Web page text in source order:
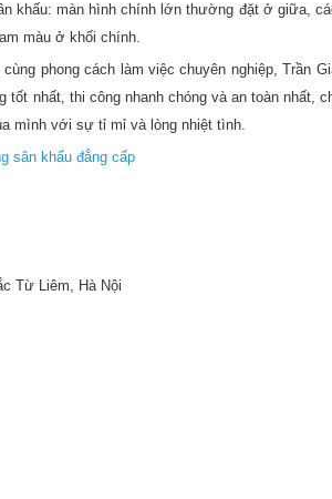
khấu: màn hình chính lớn thường đặt ở giữa,
màu ở khối chính.
phong cách làm việc chuyên nghiệp, Trần
nhất, thi công nhanh chóng và an toàn nhất,
mình với sự tỉ mỉ và lòng nhiệt tình.
sân khấu đẳng cấp
Từ Liêm, Hà Nội